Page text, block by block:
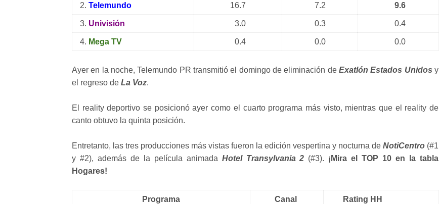
2. Telemundo 16.7 7.2 9.6
3. Univisión 3.0 0.3 0.4
4. Mega TV 0.4 0.0 0.0
Ayer en la noche, Telemundo PR transmitió el domingo de eliminación de Exatlón Estados Unidos y
el regreso de La Voz.
El reality deportivo se posicionó ayer como el cuarto programa más visto, mientras que el reality de
canto obtuvo la quinta posición.
Entretanto, las tres producciones más vistas fueron la edición vespertina y nocturna de NotiCentro (#1
y #2), además de la película animada Hotel Transylvania 2 (#3). ¡Mira el TOP 10 en la tabla
Hogares!
Programa Canal Rating HH